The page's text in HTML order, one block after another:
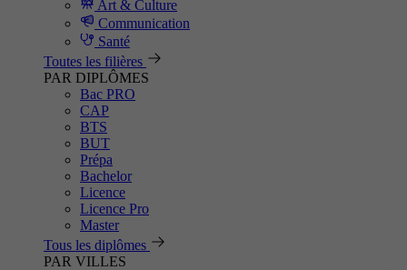
Art & Culture
Communication
Santé
Toutes les filières
PAR DIPLÔMES
Bac PRO
CAP
BTS
BUT
Prépa
Bachelor
Licence
Licence Pro
Master
Tous les diplômes
PAR VILLES